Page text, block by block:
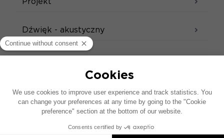
Dźwięk - akustyczny
KARTA PRODUKTU QUICK START
KARTA TECHNICZNA
INSTRUKCJA OBSŁUGI